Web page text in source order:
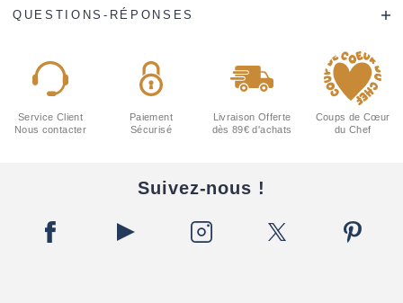
QUESTIONS-RÉPONSES
Service Client
Nous contacter
Paiement
Sécurisé
Livraison Offerte
dès 89€ d'achats
Coups de Cœur
du Chef
Suivez-nous !